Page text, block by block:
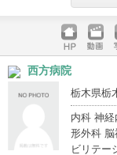
ホームペ
ージ
動画
西方病院
栃木県栃
内科 神
形外科
ビリテー